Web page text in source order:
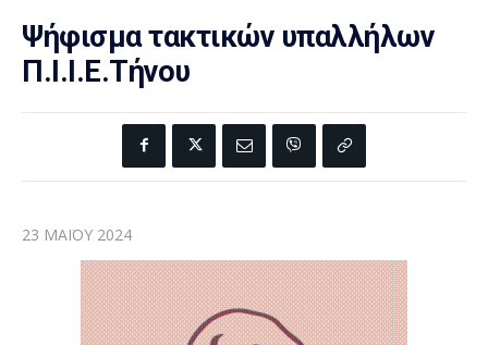
Ψήφισμα τακτικών υπαλλήλων
Π.Ι.Ι.Ε.Τήνου
23 ΜΑΪ́ΟΥ 2024